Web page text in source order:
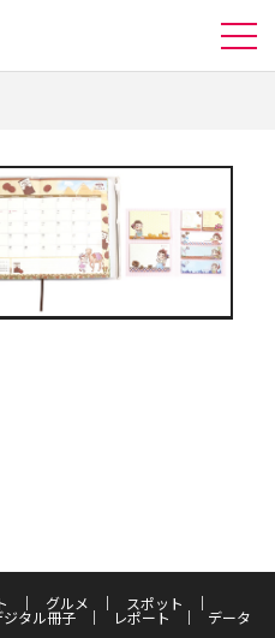
グルメ スポット
ジタル冊子 レポート データ